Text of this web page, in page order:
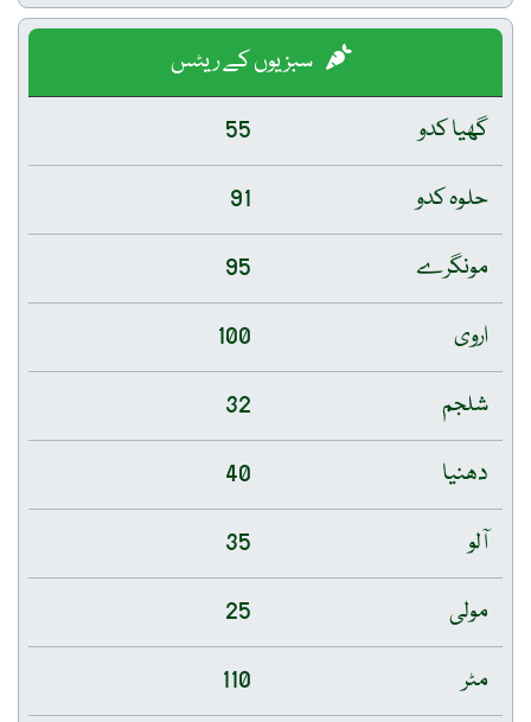
سبزیوں کے ریٹس
گھیا کدو
55
حلوہ کدو
91
مونگرے
95
اروی
100
شلجم
32
دھنیا
40
آلو
35
مولی
25
مٹر
110